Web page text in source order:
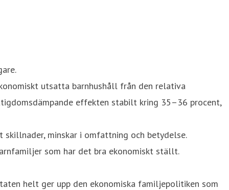
utsatta barnhushåll från den relativa
effekten stabilt kring 35–36 procent,
minskar i omfattning och betydelse.
som har det bra ekonomiskt ställt.
helt ger upp den ekonomiska familjepolitiken som